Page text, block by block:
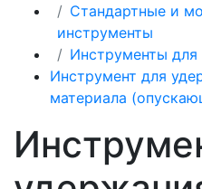
Стандартные и
инструменты
Инструменты для
Инструмент для
материала